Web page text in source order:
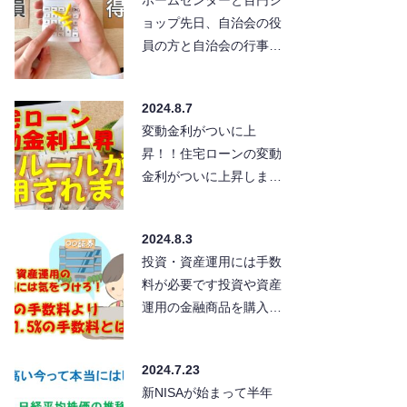
ョップ先日、自治会の役
員の方と自治会の行事で
ま…
2024.8.7
変動金利がついに上
昇！！住宅ローンの変動
金利がついに上昇しま
利を0…
2024.8.3
投資・資産運用には手数
料が必要です投資や資産
運用の金融商品を購入す
除いて…
2024.7.23
新NISAが始まって半年